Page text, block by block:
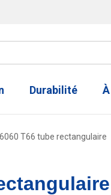
Durabilité
T66 tube rectangulaire